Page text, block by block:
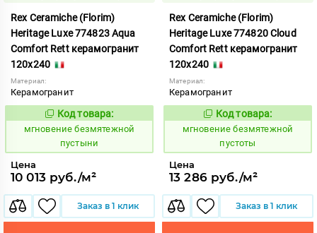
Rex Ceramiche (Florim)
Heritage Luxe 774823 Aqua
Comfort Rett керамогранит
120x240
Материал:
Керамогранит
938075
Код товара:
мгновение безмятежной
пустыни
Цена
10 013 руб./м²
Заказ в 1 клик
Rex Ceramiche (Florim)
Heritage Luxe 774820 Cloud
Comfort Rett керамогранит
120x240
Материал:
Керамогранит
938074
Код товара:
мгновение безмятежной
пустоты
Цена
13 286 руб./м²
Заказ в 1 клик